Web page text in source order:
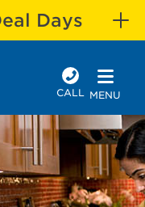
Days
CALL MENU